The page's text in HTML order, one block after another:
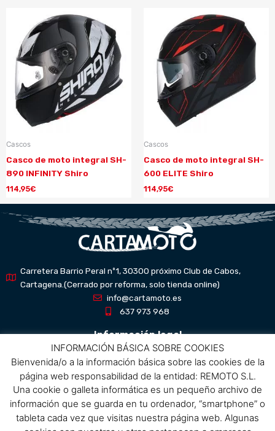
Cascos
Casco de moto integral SH-
890 INFINITY Shiro
114,95€
Cascos
Casco de moto integral SH-
600 ELITE Shiro
114,95€
Carretera Barrio Peral nº1, 30300 próximo Club de Cabos,
Cartagena.(Cerrado por reforma, solo tienda online)
info@cartamoto.es
637 973 968
Información legal
Aviso Legal
Política de privacidad
Política de protección de datos
Política de cookies
Condiciones de compra
INFORMACIÓN BÁSICA SOBRE COOKIES
Bienvenida/o a la información básica sobre las cookies de la
página web responsabilidad de la entidad: REMOTO S.L.
Una cookie o galleta informática es un pequeño archivo de
información que se guarda en tu ordenador, “smartphone” o
tableta cada vez que visitas nuestra página web. Algunas